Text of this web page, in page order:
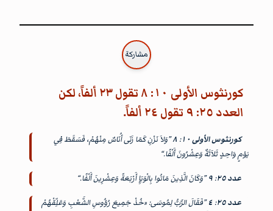
مشاركة
كورنثوس الأولى ١٠: ٨ تقول ٢٣ ألفاً، لكن
العدد ٢٥: ٩ تقول ٢٤ ألفاً.
كورنثوس الأولى ١٠ : ٨”وَلاَ نَزْنِ كَمَا زَنَى أُنَاسٌ مِنْهُمْ، فَسَقَطَ فِي
يَوْمٍ وَاحِدٍ ثَلاَثَةٌ وَعِشْرُونَ أَلْفًا.“
عدد ٢٥ : ٩”وَكَانَ الَّذِينَ مَاتُوا بِالْوَبَإِ أَرْبَعَةً وَعِشْرِينَ أَلْفًا.“
عدد ٢٥ : ٤”فَقَالَ الرَّبُّ لِمُوسَى: «خُذْ جَمِيعَ رُؤُوسِ الشَّعْبِ وَعَلِّقْهُمْ